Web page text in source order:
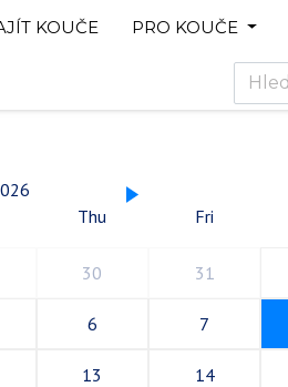
KOUČE PRO KOUČE
Thu Fri
30 31
6 7
13 14